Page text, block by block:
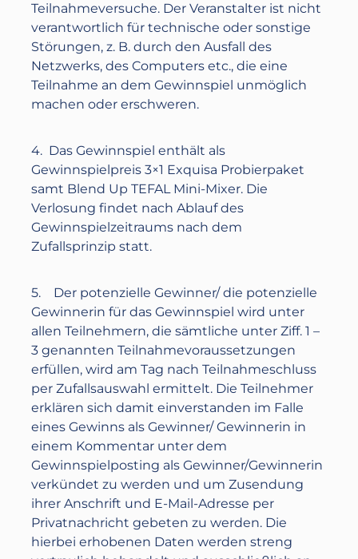
Teilnahmeversuche. Der Veranstalter ist nicht
verantwortlich für technische oder sonstige
Störungen, z. B. durch den Ausfall des
Netzwerks, des Computers etc., die eine
Teilnahme an dem Gewinnspiel unmöglich
machen oder erschweren.
4. Das Gewinnspiel enthält als
Gewinnspielpreis3×1 Exquisa Probierpaket
samt Blend Up TEFAL Mini-Mixer. Die
Verlosung findet nach Ablauf des
Gewinnspielzeitraums nach dem
Zufallsprinzip statt.
5. Der potenzielle Gewinner/ die potenzielle
Gewinnerin für das Gewinnspiel wird unter
allen Teilnehmern, die sämtliche unter Ziff. 1 –
3 genannten Teilnahmevoraussetzungen
erfüllen, wird am Tag nach Teilnahmeschluss
per Zufallsauswahl ermittelt. Die Teilnehmer
erklären sich damit einverstanden im Falle
eines Gewinns als Gewinner/ Gewinnerin in
einem Kommentar unter dem
Gewinnspielposting als Gewinner/Gewinnerin
verkündet zu werden und um Zusendung
ihrer Anschrift und E-Mail-Adresse per
Privatnachricht gebeten zu werden. Die
hierbei erhobenen Daten werden streng